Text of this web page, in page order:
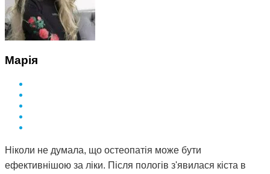
Марія
Ніколи не думала, що остеопатія може бути
ефективнішою за ліки. Після пологів з'явилася кіста в